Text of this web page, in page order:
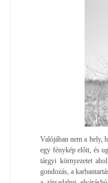
Valójában nem a hely,
egy fénykép előtt, és
tárgyi környezetet
gondozás, a